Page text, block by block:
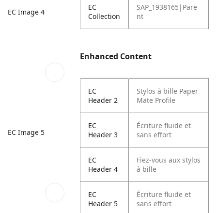
EC Image 4
EC Image 5
EC
Collection
SAP_1938165|Pare
nt
Enhanced Content
EC
Header 2
Stylos à bille Paper
Mate Profile
EC
Header 3
Écriture fluide et
sans effort
EC
Header 4
Fiez-vous aux stylos
à bille
EC
Header 5
Écriture fluide et
sans effort